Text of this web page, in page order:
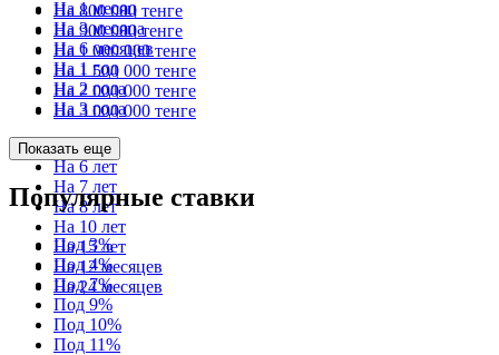
На 800 000 тенге
На 900 000 тенге
На 1 000 000 тенге
На 1 500 000 тенге
На 2 000 000 тенге
На 3 000 000 тенге
На 1 месяц
На 3 месяца
На 6 месяцев
На 1 год
На 2 года
На 3 года
На 5 лет
На 6 лет
На 7 лет
На 8 лет
На 10 лет
На 15 лет
На 12 месяцев
На 24 месяцев
Показать еще
Популярные ставки
Под 3%
Под 4%
Под 7%
Под 9%
Под 10%
Под 11%